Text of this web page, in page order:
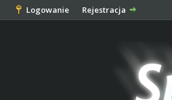
Logowanie Rejestracja